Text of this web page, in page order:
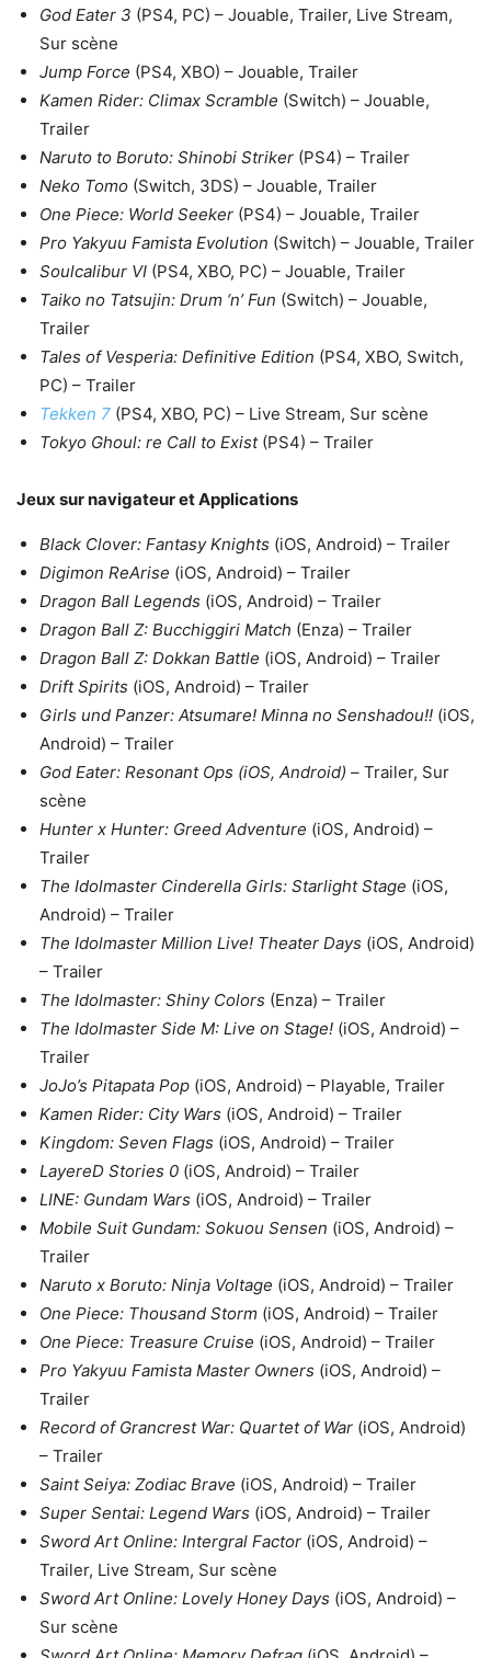
God Eater 3 (PS4, PC) – Jouable, Trailer, Live Stream,
Sur scène
Jump Force (PS4, XBO) – Jouable, Trailer
Kamen Rider: Climax Scramble (Switch) – Jouable,
Trailer
Naruto to Boruto: Shinobi Striker (PS4) – Trailer
Neko Tomo (Switch, 3DS) – Jouable, Trailer
One Piece: World Seeker (PS4) – Jouable, Trailer
Pro Yakyuu Famista Evolution (Switch) – Jouable, Trailer
Soulcalibur VI (PS4, XBO, PC) – Jouable, Trailer
Taiko no Tatsujin: Drum ‘n’ Fun (Switch) – Jouable,
Trailer
Tales of Vesperia: Definitive Edition (PS4, XBO, Switch,
PC) – Trailer
Tekken 7 (PS4, XBO, PC) – Live Stream, Sur scène
Tokyo Ghoul: re Call to Exist(PS4) – Trailer
Jeux sur navigateur et Applications
Black Clover: Fantasy Knights (iOS, Android) – Trailer
Digimon ReArise (iOS, Android) – Trailer
Dragon Ball Legends (iOS, Android) – Trailer
Dragon Ball Z: Bucchiggiri Match (Enza) – Trailer
Dragon Ball Z: Dokkan Battle (iOS, Android) – Trailer
Drift Spirits (iOS, Android) – Trailer
Girls und Panzer: Atsumare! Minna no Senshadou!! (iOS,
Android) – Trailer
God Eater: Resonant Ops (iOS, Android) – Trailer, Sur
scène
Hunter x Hunter: Greed Adventure (iOS, Android) –
Trailer
The Idolmaster Cinderella Girls: Starlight Stage (iOS,
Android) – Trailer
The Idolmaster Million Live! Theater Days (iOS, Android)
– Trailer
The Idolmaster: Shiny Colors (Enza) – Trailer
The Idolmaster Side M: Live on Stage! (iOS, Android) –
Trailer
JoJo’s Pitapata Pop (iOS, Android) – Playable, Trailer
Kamen Rider: City Wars (iOS, Android) – Trailer
Kingdom: Seven Flags (iOS, Android) – Trailer
LayereD Stories 0 (iOS, Android) – Trailer
LINE: Gundam Wars (iOS, Android) – Trailer
Mobile Suit Gundam: Sokuou Sensen (iOS, Android) –
Trailer
Naruto x Boruto: Ninja Voltage (iOS, Android) – Trailer
One Piece: Thousand Storm (iOS, Android) – Trailer
One Piece: Treasure Cruise (iOS, Android) – Trailer
Pro Yakyuu Famista Master Owners (iOS, Android) –
Trailer
Record of Grancrest War: Quartet of War (iOS, Android)
– Trailer
Saint Seiya: Zodiac Brave (iOS, Android) – Trailer
Super Sentai: Legend Wars (iOS, Android) – Trailer
Sword Art Online: Intergral Factor (iOS, Android) –
Trailer, Live Stream, Sur scène
Sword Art Online: Lovely Honey Days (iOS, Android) –
Sur scène